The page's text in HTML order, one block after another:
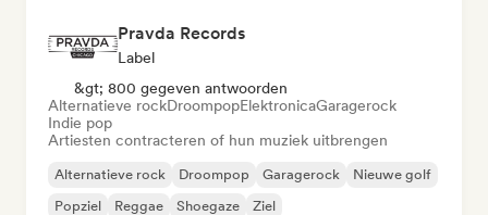
Pravda Records
Label
&gt; 800 gegeven antwoorden
Alternatieve rockDroompopElektronicaGaragerock
Indie pop
Artiesten contracteren of hun muziek uitbrengen
Alternatieve rock Droompop Garagerock
Nieuwe golf
Popziel
Reggae Shoegaze Ziel